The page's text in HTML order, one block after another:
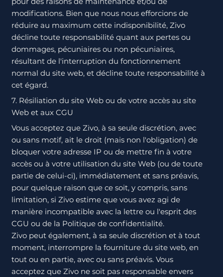
modifications. Bien que nous nous efforcions de
réduire au maximum cette indisponibilité, Zivo
décline toute responsabilité quant aux pertes ou
dommages, pécuniaires ou non pécuniaires,
résultant de l'interruption du fonctionnement
normal du site web, et décline toute responsabilité à
cet égard.
7. Résiliation du site Web ou de votre accès au site
Web et aux CGU
Vous acceptez que Zivo, à sa seule discrétion, avec
ou sans motif, ait le droit (mais non l'obligation) de
bloquer votre adresse IP ou de mettre fin à votre
accès ou à votre utilisation du site Web (ou de toute
partie de celui-ci), immédiatement et sans préavis,
pour quelque raison que ce soit, y compris, sans
limitation, si Zivo estime que vous avez agi de
manière incompatible avec la lettre ou l'esprit des
CGU ou de la Politique de confidentialité.
Zivo peut également, à sa seule discrétion et à tout
moment, interrompre la fourniture du site web, en
tout ou en partie, avec ou sans préavis. Vous
acceptez que Zivo ne soit pas responsable envers